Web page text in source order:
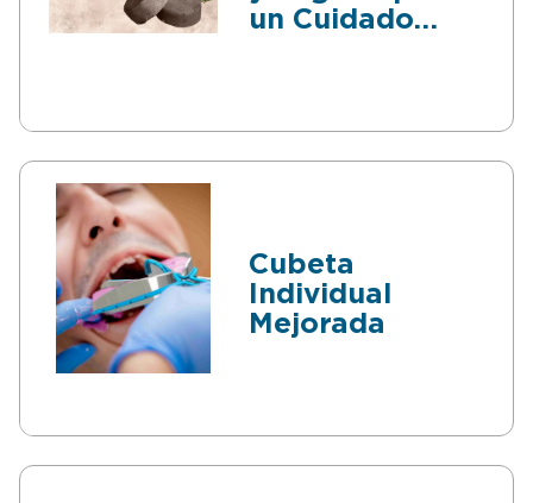
un Cuidado
Cubeta
Individual
Mejorada